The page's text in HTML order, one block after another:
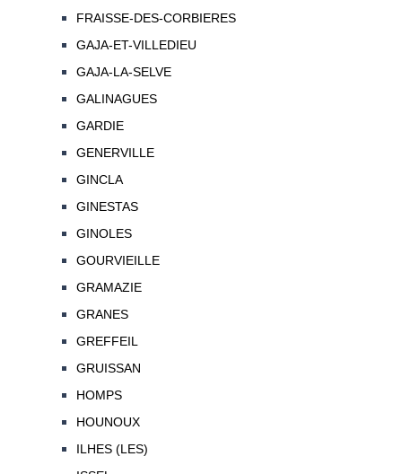
FRAISSE-DES-CORBIERES
GAJA-ET-VILLEDIEU
GAJA-LA-SELVE
GALINAGUES
GARDIE
GENERVILLE
GINCLA
GINESTAS
GINOLES
GOURVIEILLE
GRAMAZIE
GRANES
GREFFEIL
GRUISSAN
HOMPS
HOUNOUX
ILHES (LES)